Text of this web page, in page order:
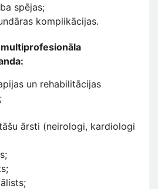
spējas;
komplikācijas.
un rehabilitācijas
ārsti (neirologi, kardiologi